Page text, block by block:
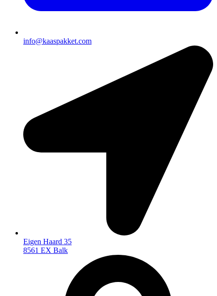
info@kaaspakket.com
Eigen Haard 35
8561 EX Balk